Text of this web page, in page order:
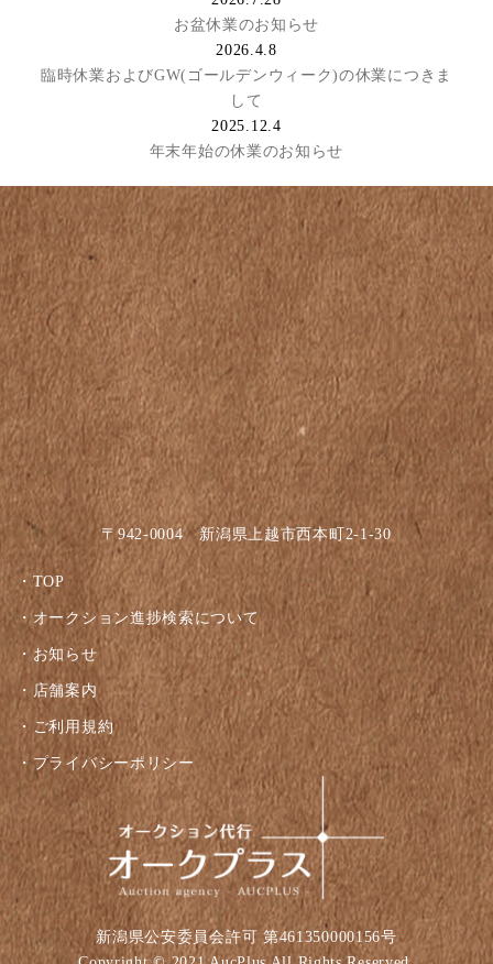
お盆休業のお知らせ
2026.4.8
臨時休業およびGW(ゴールデンウィーク)の休業につきま
して
2025.12.4
年末年始の休業のお知らせ
〒942-0004 新潟県上越市西本町2-1-30
TOP
オークション進捗検索について
お知らせ
店舗案内
ご利用規約
プライバシーポリシー
新潟県公安委員会許可 第461350000156号